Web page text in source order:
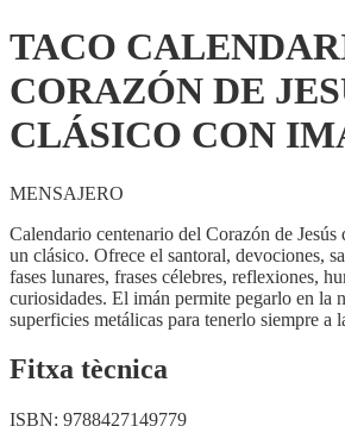
TACO
CORAZÓN DE
CLÁSICO CON
MENSAJERO
Calendario centenario del Corazón de Jesús
un clásico. Ofrece el santoral, devociones,
fases lunares, frases célebres, reflexiones,
curiosidades. El imán permite pegarlo en la
superficies metálicas para tenerlo siempre a
Fitxa tècnica
ISBN: 9788427149779